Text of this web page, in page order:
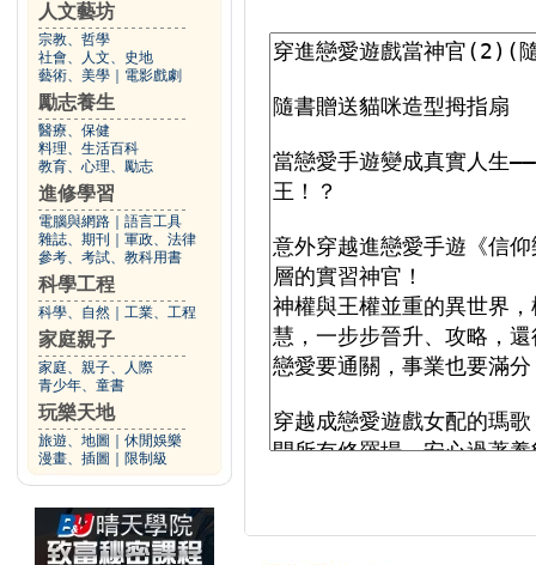
人文藝坊
宗教、哲學
社會、人文、史地
藝術、美學
電影戲劇
勵志養生
醫療、保健
料理、生活百科
教育、心理、勵志
進修學習
電腦與網路
語言工具
雜誌、期刊
軍政、法律
參考、考試、教科用書
科學工程
科學、自然 工業、工程
家庭親子
家庭、親子、人際
青少年、童書
玩樂天地
旅遊、地圖
休閒娛樂
漫畫、插圖
限制級